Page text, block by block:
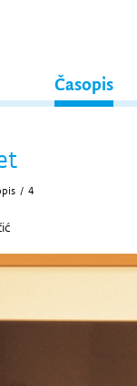
Časopis
/ 4